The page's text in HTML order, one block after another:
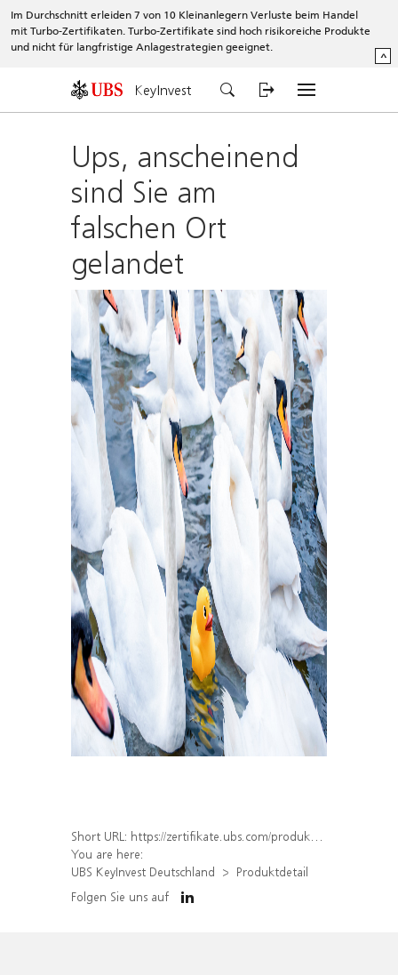
Im Durchschnitt erleiden 7 von 10 Kleinanlegern Verluste beim Handel
mit Turbo-Zertifikaten. Turbo-Zertifikate sind hoch risikoreiche Produkte
und nicht für langfristige Anlagestrategien geeignet.
^
KeyInvest
Ups, anscheinend
sind Sie am
falschen Ort
gelandet
Short URL: https://zertifikate.ubs.com/produkt/detail/index/isin/DE000UQ3C2M4
You are here:
UBS KeyInvest Deutschland
Produktdetail
Folgen Sie uns auf